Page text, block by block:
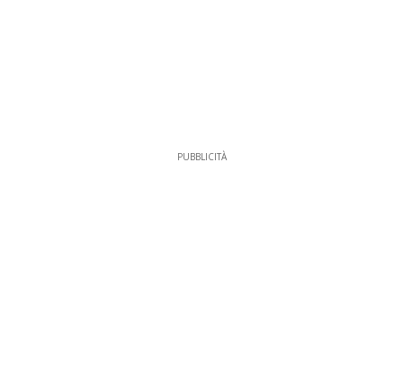
PUBBLICITÀ